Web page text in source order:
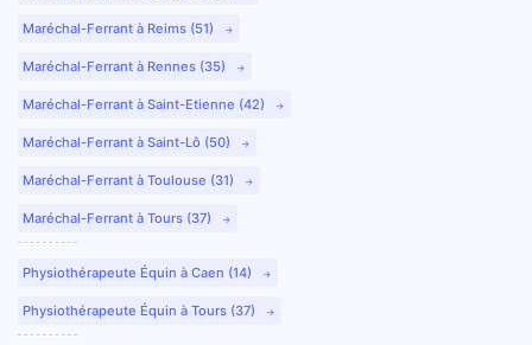
Maréchal-Ferrant à Reims (51)
Maréchal-Ferrant à Rennes (35)
Maréchal-Ferrant à Saint-Etienne (42)
Maréchal-Ferrant à Saint-Lô (50)
Maréchal-Ferrant à Toulouse (31)
Maréchal-Ferrant à Tours (37)
Physiothérapeute Équin à Caen (14)
Physiothérapeute Équin à Tours (37)